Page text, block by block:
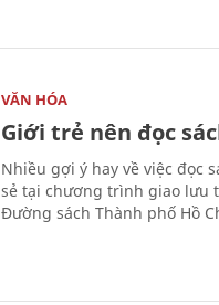
VĂN HÓA
Giới trẻ nên đọc
Nhiều gợi ý hay về việc đọc
sẻ tại chương trình giao lưu
Đường sách Thành phố Hồ